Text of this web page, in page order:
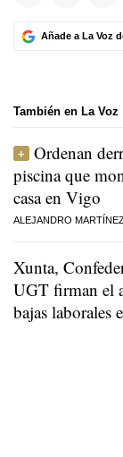
Añade a La Voz
También en La Voz
Ordenan
piscina que
casa en Vigo
ALEJANDRO
Xunta,
UGT firman el
bajas laborales